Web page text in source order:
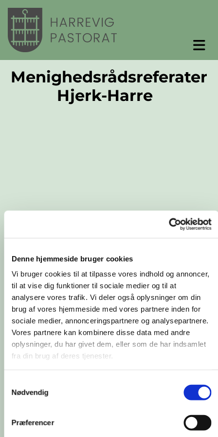
Denne hjemmeside bruger cookies
Vi bruger cookies til at tilpasse vores indhold og annoncer,
til at vise dig funktioner til sociale medier og til at
analysere vores trafik. Vi deler også oplysninger om din
brug af vores hjemmeside med vores partnere inden for
sociale medier, annonceringspartnere og analysepartnere.
Vores partnere kan kombinere disse data med andre
oplysninger, du har givet dem, eller som de har indsamlet
fra din brug af deres tjenester.
Nødvendig
Præferencer
Menighedsrådsreferater
Hjerk-Harre
Referater
2025-2026
Referater
2024-
2023-
2024